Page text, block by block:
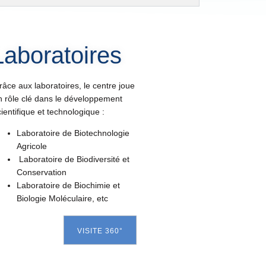
aux laboratoires, le centre joue
rôle clé dans le développement
et technologique :
Laboratoire de Biotechnologie
Agricole
Laboratoire de Biodiversité et
Conservation
Laboratoire de Biochimie et
Biologie Moléculaire, etc
VISITE 360°